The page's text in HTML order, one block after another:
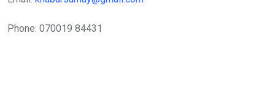
Phone: 070019 84431